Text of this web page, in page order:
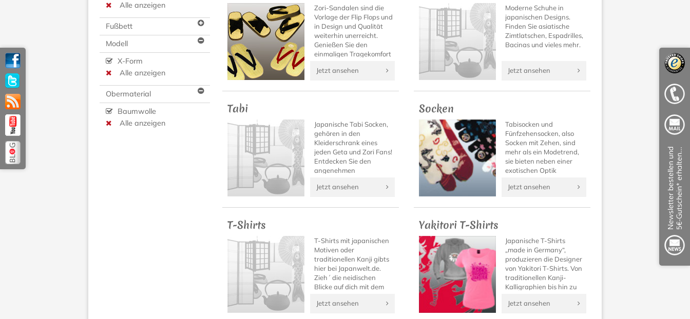
Zori-Sandalen sind die
Vorlage der Flip Flops und
in Design und Qualität
weiterhin unerreicht.
Genießen Sie den
einmaligen Tragekomfort
Sandalen draußen im
eleganter Hausschuh
Jetzt ansehen
Moderne Schuhe in
japanischen Designs.
Finden Sie asiatische
Zimtlatschen, Espadrilles,
Bacinas und vieles mehr.
Jetzt ansehen
Tabi
Japanische Tabi Socken,
gehören in den
Kleiderschrank eines
jeden Geta und Zori Fans!
Entdecken Sie den
angenehmen
Socken mit hochwertigen
Japanwelt.
Jetzt ansehen
Socken
Tabisocken und
Fünfzehensocken, also
Socken mit Zehen, sind
mehr als ein Modetrend,
sie bieten neben einer
exotischen Optik
Tragekomfort!
selbst!
Jetzt ansehen
T-Shirts
T-Shirts mit japanischen
Motiven oder
traditionellen Kanji gibts
hier bei Japanwelt.de.
Zieh´ die neidischen
Blicke auf dich mit dem
Jetzt ansehen
Yakitori T-Shirts
Japanische T-Shirts
„made in Germany“,
produzieren die Designer
von Yakitori T-Shirts. Von
traditionellen Kanji-
Kalligraphien bis hin zu
sich für jeden Geschmack
Jetzt ansehen
Alle anzeigen
Fußbett
Modell
X-Form
Alle anzeigen
Obermaterial
Baumwolle
Alle anzeigen